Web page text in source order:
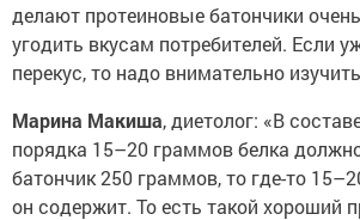
делают протеиновые батончики
угодить вкусам потребителей. Если
перекус, то надо внимательно
Марина Макиша, диетолог: «В
порядка 15–20 граммов белка
батончик 250 граммов, то где-то
он содержит. То есть такой хороший